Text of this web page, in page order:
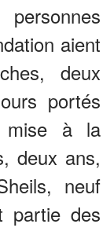
aient
deux
portés
mise à la
deux ans,
neuf
partie des